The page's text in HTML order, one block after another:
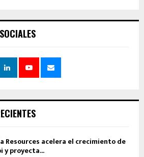
Resources acelera el crecimiento de
y proyecta...